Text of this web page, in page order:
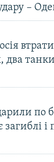
–
два
по
загиблі і